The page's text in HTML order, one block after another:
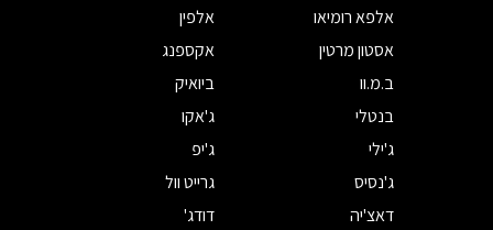
אלפא רומיאו
אלפין
אסטון מרטין
אקספנג
ב.מ.וו
ביואיק
בנטלי
ג'אקו
ג'ילי
ג'יפ
ג'נסיס
גרייט וול
דאצ'יה
דודג'